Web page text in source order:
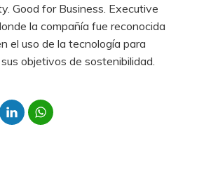
Good for Business. Executive
la compañía fue reconocida
el uso de la tecnología para
objetivos de sostenibilidad.